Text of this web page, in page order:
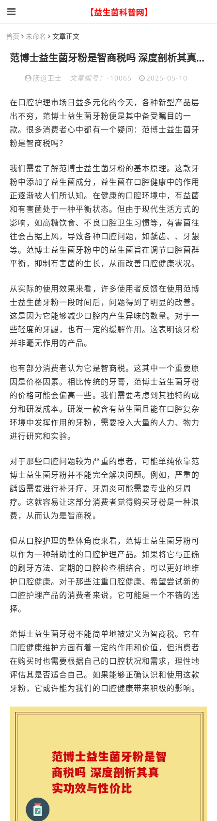
首页 未命名 文章正文
范博士益生菌牙粉是智商税吗 深度剖析其真实功效与性价比
肠道卫士 文章编号： -10065 2025-05-10
在口腔护理市场日益多元化的今天，各种新型产品层
出不穷，范博士益生菌牙粉便是其中备受瞩目的一
款。很多消费者心中都有一个疑问：范博士益生菌牙
粉是智商税吗？
我们需要了解范博士益生菌牙粉的基本原理。这款牙
粉中添加了益生菌成分，益生菌在口腔健康中的作用
正逐渐被人们所认知。在健康的口腔环境中，有益菌
和有害菌处于一种平衡状态。但由于现代生活方式的
影响，如高糖饮食、不良口腔卫生习惯等，有害菌往
往会占据上风，导致各种口腔问题，如龋齿、、牙龈
等。范博士益生菌牙粉中的益生菌旨在调节口腔菌群
平衡，抑制有害菌的生长，从而改善口腔健康状况。
从实际的使用效果来看，许多使用者反馈在使用范博
士益生菌牙粉一段时间后，问题得到了明显的改善。
这是因为它能够减少口腔内产生异味的数量。对于一
些轻度的牙龈，也有一定的缓解作用。这表明该牙粉
并非毫无作用的产品。
也有部分消费者认为它是智商税。这其中一个重要原
因是价格因素。相比传统的牙膏，范博士益生菌牙粉
的价格可能会偏高一些。我们需要考虑到其独特的成
分和研发成本。研发一款含有益生菌且能在口腔复杂
环境中发挥作用的牙粉，需要投入大量的人力、物力
进行研究和实验。
对于那些口腔问题较为严重的患者，可能单纯依靠范
博士益生菌牙粉并不能完全解决问题。例如，严重的
龋齿需要进行补牙疗，牙周炎可能需要专业的牙周
疗。这就容易让这部分消费者觉得购买牙粉是一种浪
费，从而认为是智商税。
但从口腔护理的整体角度来看，范博士益生菌牙粉可
以作为一种辅助性的口腔护理产品。如果将它与正确
的刷牙方法、定期的口腔检查相结合，可以更好地维
护口腔健康。对于那些注重口腔健康、希望尝试新的
口腔护理产品的消费者来说，它可能是一个不错的选
择。
范博士益生菌牙粉不能简单地被定义为智商税。它在
口腔健康维护方面有着一定的作用和价值，但消费者
在购买时也需要根据自己的口腔状况和需求，理性地
评估其是否适合自己。如果能够正确认识和使用这款
牙粉，它或许能为我们的口腔健康带来积极的影响。